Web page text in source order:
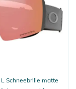
L Schneebrille matte